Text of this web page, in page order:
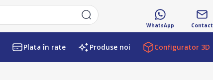
WhatsApp Contact
Plata în rate Produse noi Configurator 3D